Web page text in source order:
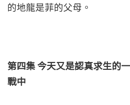
的地龍是菲的父母。
第四集 今天又是認真求生的
戰中